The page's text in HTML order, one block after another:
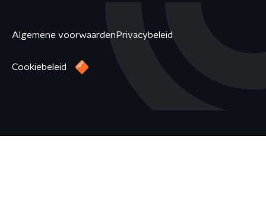
Algemene voorwaarden Privacybeleid
Cookiebeleid